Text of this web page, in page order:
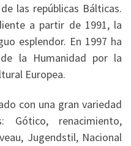
las repúblicas Bálticas.
a partir de 1991, la
esplendor. En 1997 ha
la Humanidad por la
Europea.
con una gran variedad
Gótico, renacimiento,
Jugendstil, Nacional